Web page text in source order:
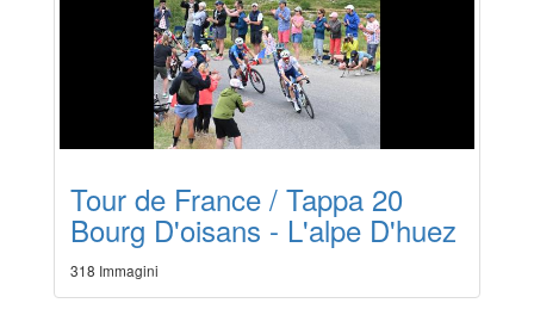
Tour de France / Tappa 20
Bourg D'oisans - L'alpe D'huez
318 Immagini